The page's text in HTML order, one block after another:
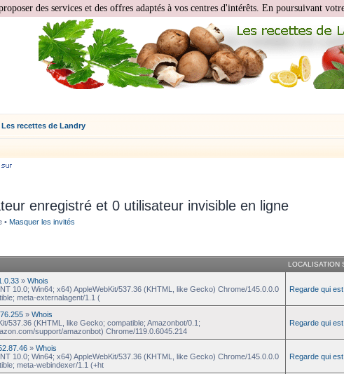
Les recettes de Landry
enregistré et 0 utilisateur invisible en ligne
• Masquer les invités
LOCALISATION
» Whois
10.0; Win64; x64) AppleWebKit/537.36 (KHTML, like Gecko) Chrome/145.0.0.0
meta-externalagent/1.1 (
Regarde qui
» Whois
537.36 (KHTML, like Gecko; compatible; Amazonbot/0.1;
support/amazonbot) Chrome/119.0.6045.214
Regarde qui
» Whois
10.0; Win64; x64) AppleWebKit/537.36 (KHTML, like Gecko) Chrome/145.0.0.0
meta-webindexer/1.1 (+ht
Regarde qui
des services et des offres adaptés à vos centres d'intérêts. En poursuivant